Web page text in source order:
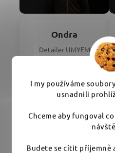
I my používáme
usnadnili
Chceme aby fungoval
Budete se cítit příjemně
Ondra
Detailer UMYEM